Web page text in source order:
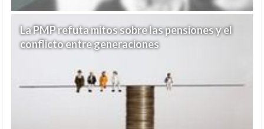
La PMP refuta mitos sobre las pensiones y el
conflicto entre generaciones